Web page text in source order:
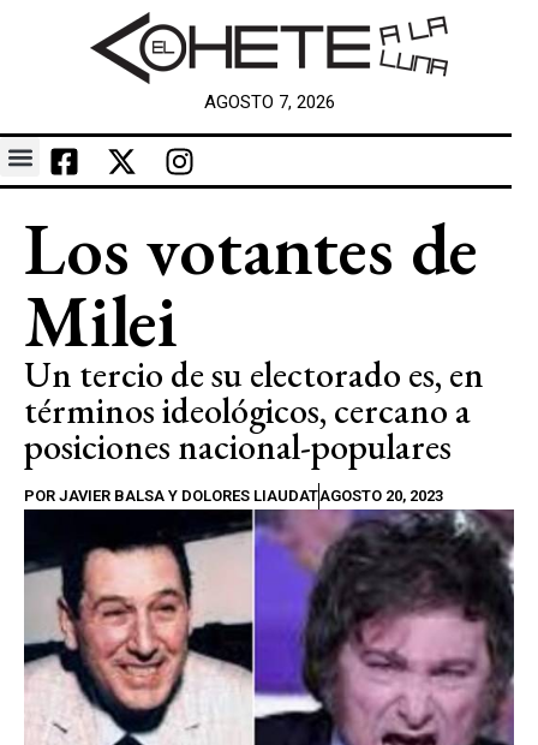
AGOSTO 7, 2026
Los votantes de
Milei
Un tercio de su electorado es, en
términos ideológicos, cercano a
posiciones nacional-populares
POR JAVIER BALSA Y DOLORES LIAUDATAGOSTO 20, 2023